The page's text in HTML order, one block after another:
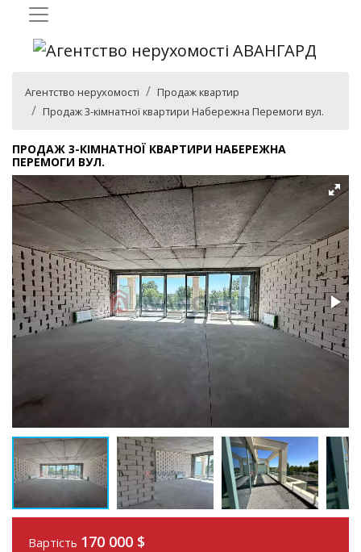
Агентство нерухомості
Продаж квартир
Продаж 3-кімнатної квартири Набережна Перемоги вул.
ПРОДАЖ 3-КІМНАТНОЇ КВАРТИРИ НАБЕРЕЖНА
ПЕРЕМОГИ ВУЛ.
Вартість 170 000 $